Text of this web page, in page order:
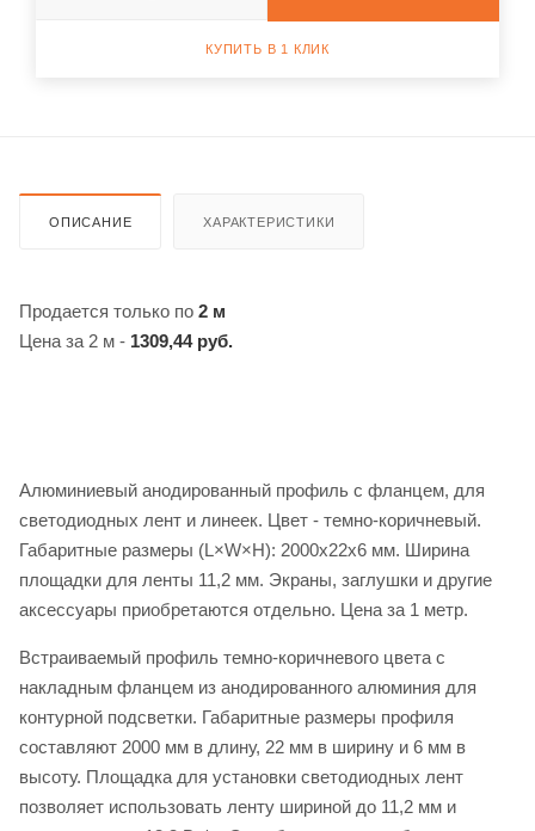
КУПИТЬ В 1 КЛИК
ОПИСАНИЕ ХАРАКТЕРИСТИКИ
Продается только по 2 м
Цена за 2 м - 1309,44 руб.
Алюминиевый анодированный профиль с фланцем, для
светодиодных лент и линеек. Цвет - темно-коричневый.
Габаритные размеры (L×W×H): 2000x22x6 мм. Ширина
площадки для ленты 11,2 мм. Экраны, заглушки и другие
аксессуары приобретаются отдельно. Цена за 1 метр.
Встраиваемый профиль темно-коричневого цвета с
накладным фланцем из анодированного алюминия для
контурной подсветки. Габаритные размеры профиля
составляют 2000 мм в длину, 22 мм в ширину и 6 мм в
высоту. Площадка для установки светодиодных лент
позволяет использовать ленту шириной до 11,2 мм и